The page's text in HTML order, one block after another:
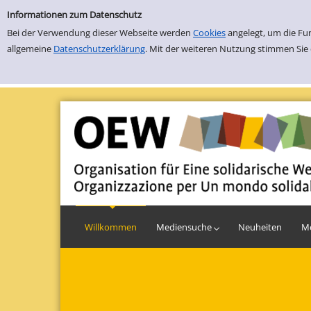
Fachbibliothek Eine Welt
Informationen zum Datenschutz
Bei der Verwendung dieser Webseite werden Cookiesangelegt, um die
allgemeine Datenschutzerklärung. Mit der weiteren Nutzung stimmen
Willkommen Einfache Suche
Erweiterte Suche
Mediensuche Neuheiten